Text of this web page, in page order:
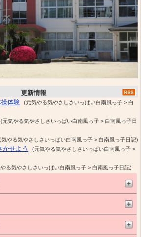
更新情報
体験 (元気やる気やさしさいっぱい白南風っ子 > 白
(元気やる気やさしさいっぱい白南風っ子 > 白南風っ子日
気やる気やさしさいっぱい白南風っ子 > 白南風っ子日記)
かせよう (元気やる気やさしさいっぱい白南風っ子 >
る気やさしさいっぱい白南風っ子 > 白南風っ子日記)
献立表 (学校からのお知らせ > 学校給食予定献
２年生 (元気やる気やさしさいっぱい白南風っ子 > 白